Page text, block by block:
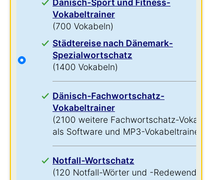
Dänisch-Sport und Fitness-
Vokabeltrainer
(700 Vokabeln)
Städtereise nach Dänemark-
Spezialwortschatz
(1400 Vokabeln)
Dänisch-Fachwortschatz-
Vokabeltrainer
(2100 weitere Fachwortschatz-Vokabeln
als Software und MP3-Vokabeltrainer)
Notfall-Wortschatz
(120 Notfall-Wörter und -Redewendungen